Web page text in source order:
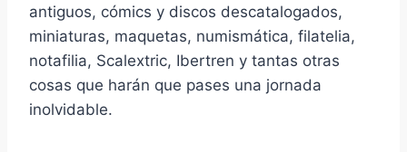
antiguos, cómics y discos descatalogados,
miniaturas, maquetas, numismática, filatelia,
notafilia, Scalextric, Ibertren y tantas otras
cosas que harán que pases una jornada
inolvidable.